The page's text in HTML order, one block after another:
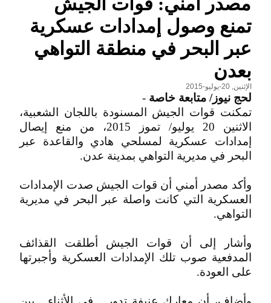
تمنع وصول إمدادات عسكرية
عبر البحر في منطقة التواهي
بعدن
الإثنين, 20-يوليو-2015
لحج نيوز/ متابعة خاصة -
تمكنت قوات الجيش المسنودة باللجان الشعبية،
الاثنين 20 يوليو/ تموز 2015، من منع إيصال
إمدادات عسكرية لمسلحي هادي والقاعدة عبر
البحر في مديرية التواهي بمدينة عدن.
وأكد مصدر أمني أن قوات الجيش صدت الإمدادات
العسكرية التي كانت واصلة عبر البحر في مديرية
التواهي.
وأشار إلى أن قوات الجيش أطلقت القذائف
المدفعية صوب تلك الإمدادات العسكرية وأجبرتها
على العودة.